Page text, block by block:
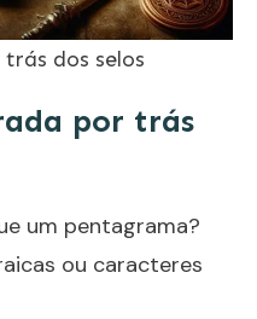
dos selos
por trás
um pentagrama?
ou caracteres